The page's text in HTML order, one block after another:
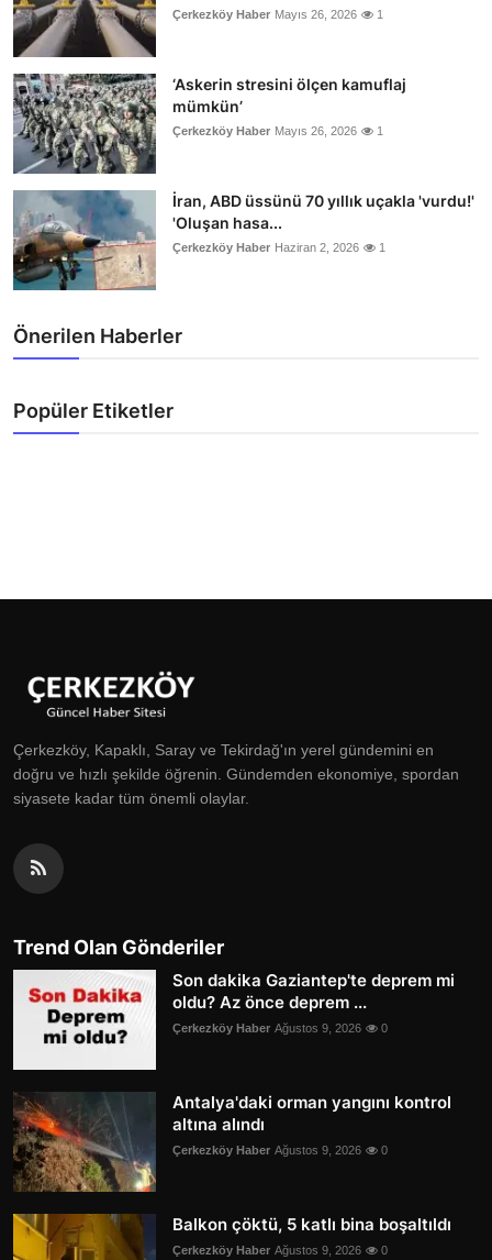
Çerkezköy Haber Mayıs 26, 2026 1
‘Askerin stresini ölçen kamuflaj
mümkün’
Çerkezköy Haber Mayıs 26, 2026 1
İran, ABD üssünü 70 yıllık uçakla 'vurdu!'
'Oluşan hasa...
Çerkezköy Haber Haziran 2, 2026 1
Önerilen Haberler
Popüler Etiketler
Çerkezköy, Kapaklı, Saray ve Tekirdağ'ın yerel gündemini en
doğru ve hızlı şekilde öğrenin. Gündemden ekonomiye, spordan
siyasete kadar tüm önemli olaylar.
Trend Olan Gönderiler
Son dakika Gaziantep'te deprem mi
oldu? Az önce deprem ...
Çerkezköy Haber Ağustos 9, 2026 0
Antalya'daki orman yangını kontrol
altına alındı
Çerkezköy Haber Ağustos 9, 2026 0
Balkon çöktü, 5 katlı bina boşaltıldı
Çerkezköy Haber Ağustos 9, 2026 0